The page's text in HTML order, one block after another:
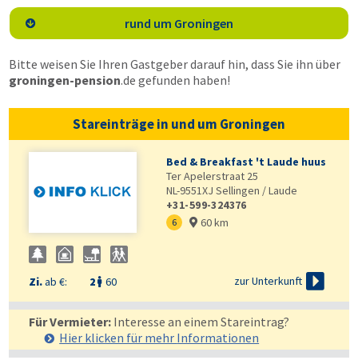
 rund um Groningen
Bitte weisen Sie Ihren Gastgeber darauf hin, dass Sie ihn über
groningen-pension.de gefunden haben!
Stareinträge in und um Groningen
Bed & Breakfast 't Laude huus
Ter Apelerstraat 25
NL-9551XJ Sellingen / Laude
+31-599-324376
6  60 km
Zi.ab €: 2  60 zur Unterkunft 
Für Vermieter: Interesse an einem Stareintrag?
Hier klicken für mehr Informationen